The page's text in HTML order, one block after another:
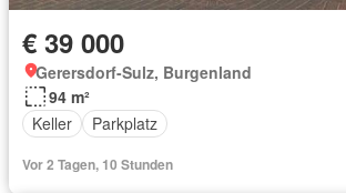
€ 39 000
Gerersdorf-Sulz, Burgenland
94 m²
Keller
Parkplatz
Vor 2 Tagen, 10 Stunden